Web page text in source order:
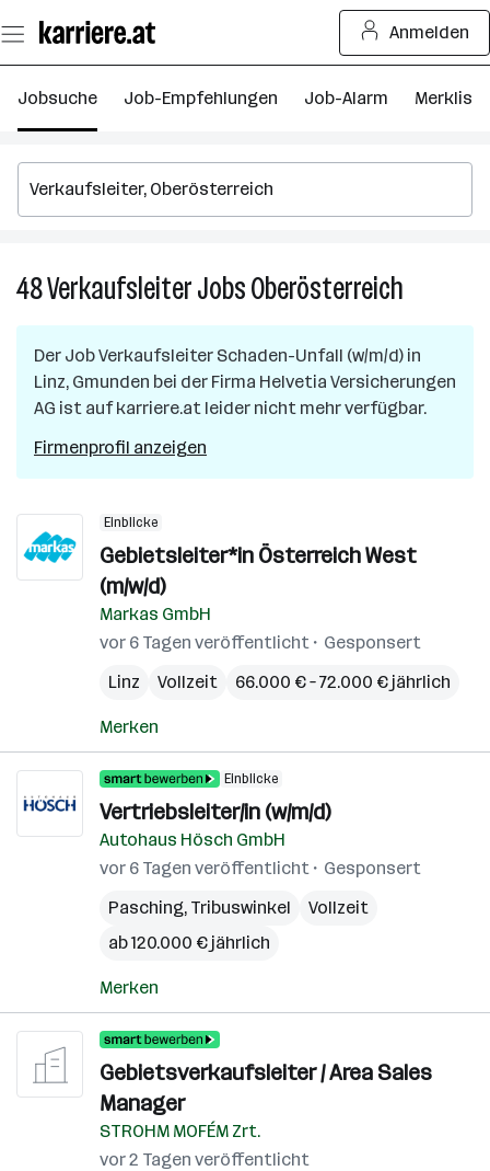
Seiteninhalt
springen
Anmelden
Jobsuche Job-Empfehlungen Job-Alarm Merkliste
48VerkaufsleiterJobsOberösterreich
in
Der JobVerkaufsleiter Schaden-Unfall (w/m/d) in
Linz, Gmunden bei der Firma Helvetia Versicherungen
AG ist auf karriere.at leider nicht mehr verfügbar.
Firmenprofil anzeigen
Einblicke
Gebietsleiter*in Österreich West
(m/w/d)
Markas GmbH
vor 6 Tagen veröffentlicht
Gesponsert
Linz
Vollzeit 66.000 € – 72.000 € jährlich
Merken
Einblicke
Vertriebsleiter/in (w/m/d)
Autohaus Hösch GmbH
vor 6 Tagen veröffentlicht
Gesponsert
Pasching, Tribuswinkel
Vollzeit
ab 120.000 € jährlich
Merken
Gebietsverkaufsleiter / Area Sales
Manager
STROHM MOFÉM Zrt.
vor 2 Tagen veröffentlicht